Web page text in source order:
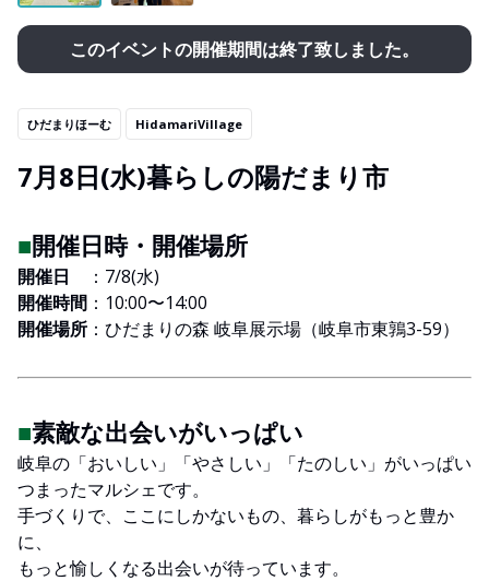
このイベントの開催期間は終了致しました。
ひだまりほーむ HidamariVillage
7月8日(水)暮らしの陽だまり市
■開催日時・開催場所
開催日
：7/8(水)
開催時間 ：10:00〜14:00
開催場所 ：ひだまりの森 岐阜展示場（岐阜市東鶉3-59）
■素敵な出会いがいっぱい
岐阜の「おいしい」「やさしい」「たのしい」がいっぱい
つまったマルシェです。
手づくりで、ここにしかないもの、暮らしがもっと豊か
に、
もっと愉しくなる出会いが待っています。